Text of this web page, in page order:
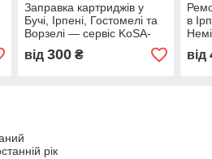
Заправка картриджів у
Бучі, Ірпені, Гостомелі та
Ворзелі — сервіс KoSA-
Сервіс
від 300₴
в
від
рік